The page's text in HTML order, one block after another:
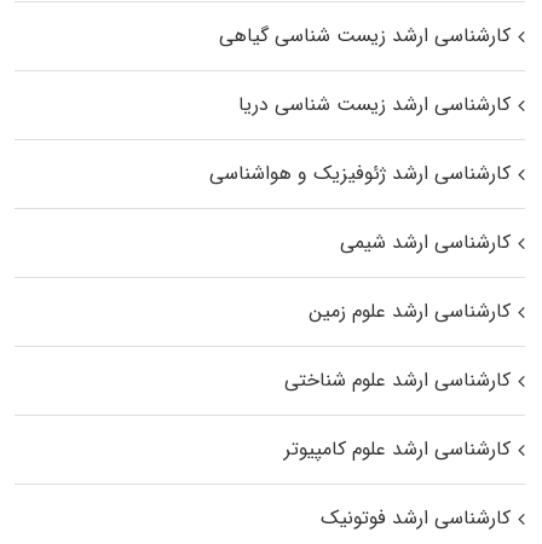
کارشناسی ارشد زیست‌ شناسی گیاهی
کارشناسی ارشد زیست‌ شناسی دریا
کارشناسی ارشد ژئوفیزیک و هواشناسی
کارشناسی ارشد شیمی
کارشناسی ارشد علوم زمین
کارشناسی ارشد علوم شناختی
کارشناسی ارشد علوم کامپیوتر
کارشناسی ارشد فوتونیک